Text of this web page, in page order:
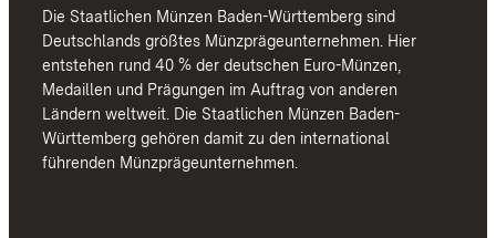
Die Staatlichen Münzen Baden-Württemberg sind
Deutschlands größtes Münzprägeunternehmen. Hier
entstehen rund 40 % der deutschen Euro-Münzen,
Medaillen und Prägungen im Auftrag von anderen
Ländern weltweit. Die Staatlichen Münzen Baden-
Württemberg gehören damit zu den international
führenden Münzprägeunternehmen.